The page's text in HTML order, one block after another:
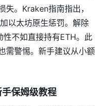
。Kraken指南指出，
以太坊原生惩罚。解除
不如直接持有ETH。此
需警惕。新手建议从小额
保姆级教程